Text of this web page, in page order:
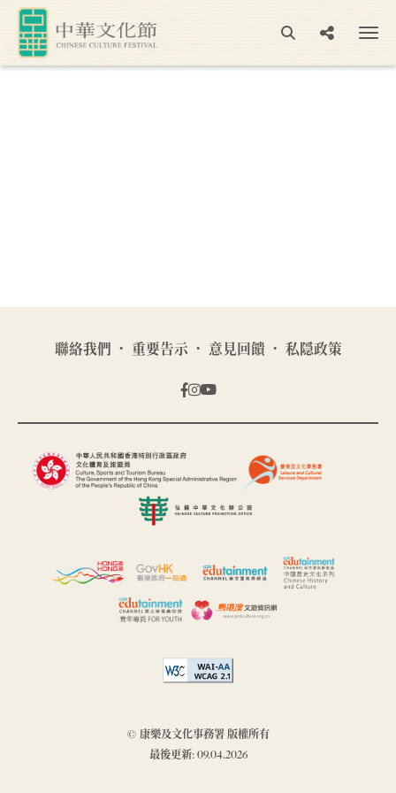
聯絡我們 重要告示 意見回饋 私隠政策
© 康樂及文化事務署 版權所有
最後更新: 09.04.2026